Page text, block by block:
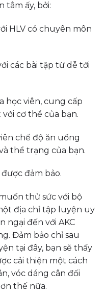
tâm ấy, bởi:
HLV có chuyên môn
các bài tập từ dễ tới
học viên, cung cấp
cơ thể của bạn.
chế độ ăn uống
thể trạng của bạn.
đảm bảo.
thử sức với bộ
địa chỉ tập luyện uy
ngại đến với AKC
Đảm bảo chỉ sau
tại đây, bạn sẽ thấy
cải thiện một cách
vóc dáng cân đối
thế nữa.